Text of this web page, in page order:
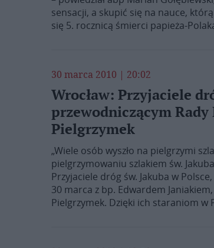
sensacji, a skupić się na nauce,
się 5. rocznicą śmierci papieża-
30 marca 2010 | 20:02
Wrocław: Przyjaciele
przewodniczącym
Pielgrzymek
„Wiele osób wyszło na pielgrzymi
pielgrzymowaniu szlakiem św.
Przyjaciele dróg św. Jakuba w
30 marca z bp. Edwardem
Pielgrzymek. Dzięki ich staraniom w